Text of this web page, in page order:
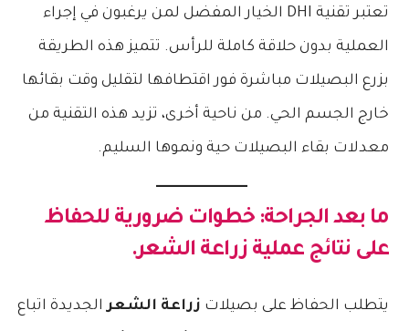
تعتبر تقنية DHI الخيار المفضل لمن يرغبون في إجراء
العملية بدون حلاقة كاملة للرأس. تتميز هذه الطريقة
بزرع البصيلات مباشرة فور اقتطافها لتقليل وقت بقائها
خارج الجسم الحي. من ناحية أخرى، تزيد هذه التقنية من
معدلات بقاء البصيلات حية ونموها السليم.
ما بعد الجراحة: خطوات ضرورية للحفاظ
على نتائج عملية زراعة الشعر.
يتطلب الحفاظ على بصيلات زراعة الشعرالجديدة اتباع